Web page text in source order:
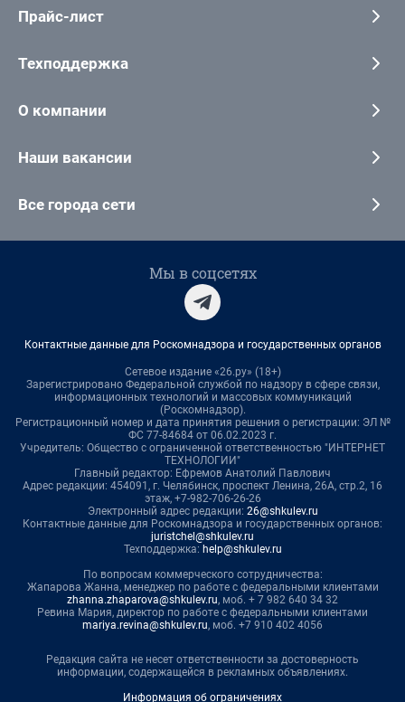
Прайс-лист
Техподдержка
О компании
Наши вакансии
Все города сети
Мы в соцсетях
Контактные данные для Роскомнадзора и государственных органов
Сетевое издание «26.ру» (18+)
Зарегистрировано Федеральной службой по надзору в сфере связи,
информационных технологий и массовых коммуникаций
(Роскомнадзор).
Регистрационный номер и дата принятия решения о регистрации: ЭЛ №
ФС 77-84684 от 06.02.2023 г.
Учредитель: Общество с ограниченной ответственностью "ИНТЕРНЕТ
ТЕХНОЛОГИИ"
Главный редактор: Ефремов Анатолий Павлович
Адрес редакции: 454091, г. Челябинск, проспект Ленина, 26А, стр.2, 16
этаж, +7-982-706-26-26
Электронный адрес редакции: 26@shkulev.ru
Контактные данные для Роскомнадзора и государственных органов:
juristchel@shkulev.ru
Техподдержка: help@shkulev.ru
По вопросам коммерческого сотрудничества:
Жапарова Жанна, менеджер по работе с федеральными клиентами
zhanna.zhaparova@shkulev.ru, моб. + 7 982 640 34 32
Ревина Мария, директор по работе с федеральными клиентами
mariya.revina@shkulev.ru, моб. +7 910 402 4056
Редакция сайта не несет ответственности за достоверность
информации, содержащейся в рекламных объявлениях.
Информация об ограничениях